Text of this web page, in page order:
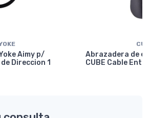
Aimy p/
Direccion 1
Abrazadera de
CUBE Cable